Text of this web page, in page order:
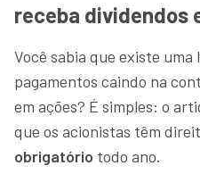
receba dividendos
Você sabia que existe uma
pagamentos caindo na
em ações? É simples: o
que os acionistas têm
obrigatório todo ano.